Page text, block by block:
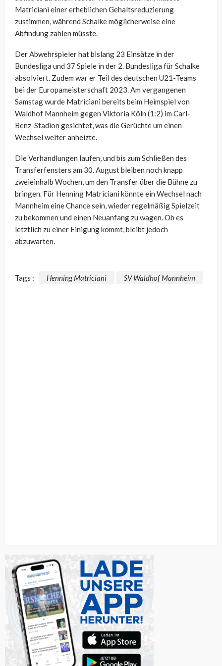
Matriciani einer erheblichen Gehaltsreduzierung
zustimmen, während Schalke möglicherweise eine
Abfindung zahlen müsste.
Der Abwehrspieler hat bislang 23 Einsätze in der
Bundesliga und 37 Spiele in der 2. Bundesliga für Schalke
absolviert. Zudem war er Teil des deutschen U21-Teams
bei der Europameisterschaft 2023. Am vergangenen
Samstag wurde Matriciani bereits beim Heimspiel von
Waldhof Mannheim gegen Viktoria Köln (1:2) im Carl-
Benz-Stadion gesichtet, was die Gerüchte um einen
Wechsel weiter anheizte.
Die Verhandlungen laufen, und bis zum Schließen des
Transferfensters am 30. August bleiben noch knapp
zweieinhalb Wochen, um den Transfer über die Bühne zu
bringen. Für Henning Matriciani könnte ein Wechsel nach
Mannheim eine Chance sein, wieder regelmäßig Spielzeit
zu bekommen und einen Neuanfang zu wagen. Ob es
letztlich zu einer Einigung kommt, bleibt jedoch
abzuwarten.
Tags : Henning Matriciani SV Waldhof Mannheim